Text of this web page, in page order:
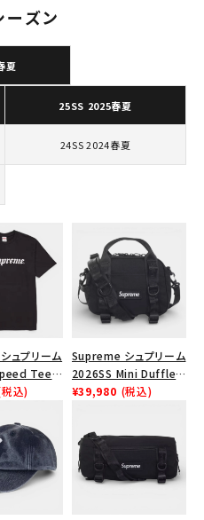
登録
ズン
夏
25SS 2025春夏
24SS 2024春夏
ュプリーム
Tee
ツ ブラッ
込)
Supreme シュプリーム
2026SS Mini Duffle
Bag ミニダッフルバッグ
¥39,980 (税込)